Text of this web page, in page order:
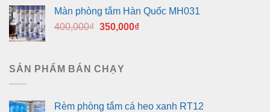
400,000₫.là:
350,000₫.
Màn phòng tắm Hàn Quốc MH031
400,000₫ Giá
400,000₫.
350,000₫Giá
SẢN PHẨM BÁN CHẠY
Rèm phòng tắm cá heo xanh RT12